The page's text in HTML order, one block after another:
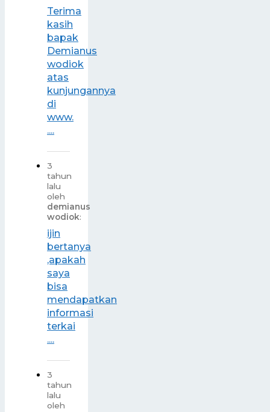
Terima
kasih
bapak
Demianus
wodiok
atas
kunjungannya
di
www.
....
3
tahun
lalu
oleh
demianus
wodiok:
ijin
bertanya
,apakah
saya
bisa
mendapatkan
informasi
terkai
....
3
tahun
lalu
oleh